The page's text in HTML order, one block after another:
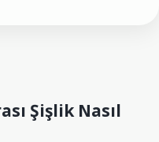
Şişlik Nasıl